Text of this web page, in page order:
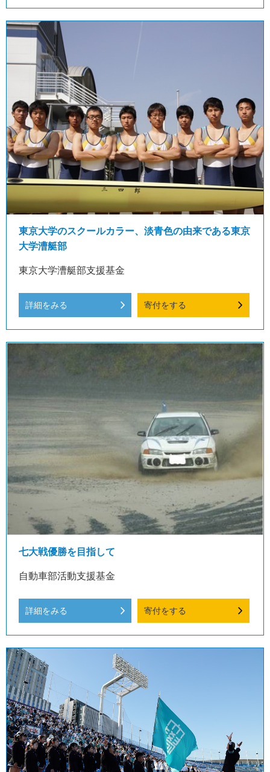
東京大学のスクールカラー、淡青色の由来である東京
大学漕艇部
東京大学漕艇部支援基金
詳細をみる 寄付をする
七大戦優勝を目指して
自動車部活動支援基金
詳細をみる 寄付をする